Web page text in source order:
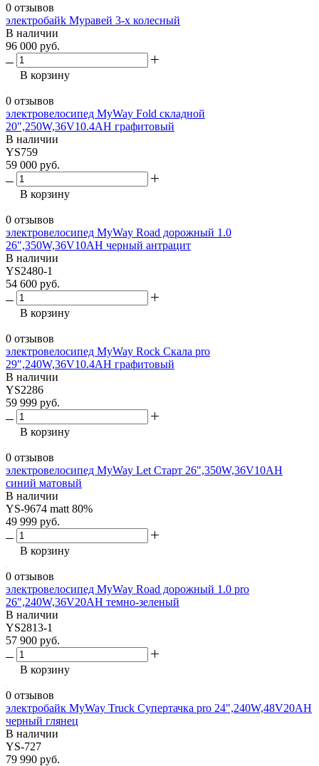
0 отзывов
электробайk Муравей 3-х колесный
В наличии
96 000 руб.
В корзину
0 отзывов
электровелосипед MyWay Fold складной
20",250W,36V10.4AH графитовый
В наличии
YS759
59 000 руб.
В корзину
0 отзывов
электровелосипед MyWay Road дорожный 1.0
26",350W,36V10AH черный антрацит
В наличии
YS2480-1
54 600 руб.
В корзину
0 отзывов
электровелосипед MyWay Rock Скала pro
29",240W,36V10.4AH графитовый
В наличии
YS2286
59 999 руб.
В корзину
0 отзывов
электровелосипед MyWay Let Старт 26",350W,36V10AH
синий матовый
В наличии
YS-9674 matt 80%
49 999 руб.
В корзину
0 отзывов
электровелосипед MyWay Road дорожный 1.0 pro
26",240W,36V20AH темно-зеленый
В наличии
YS2813-1
57 900 руб.
В корзину
0 отзывов
электробайк MyWay Truck Супертачка pro 24",240W,48V20AH
черный глянец
В наличии
YS-727
79 990 руб.